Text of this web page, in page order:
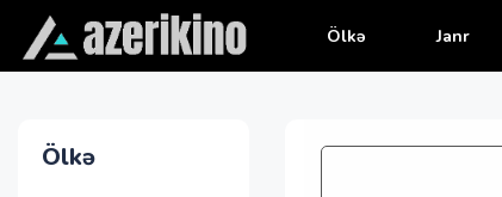
Ölkə Janr
Ölkə